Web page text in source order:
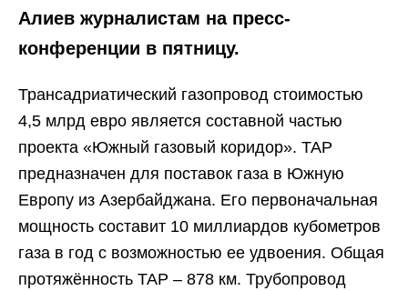
Алиев журналистам на пресс-
конференции в пятницу.
Трансадриатический газопровод стоимостью
4,5 млрд евро является составной частью
проекта «Южный газовый коридор». ТАР
предназначен для поставок газа в Южную
Европу из Азербайджана. Его первоначальная
мощность составит 10 миллиардов кубометров
газа в год с возможностью ее удвоения. Общая
протяжённость ТАР – 878 км. Трубопровод